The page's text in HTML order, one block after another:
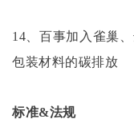
14、百事加入雀巢
包装材料的碳排放
标准&法规